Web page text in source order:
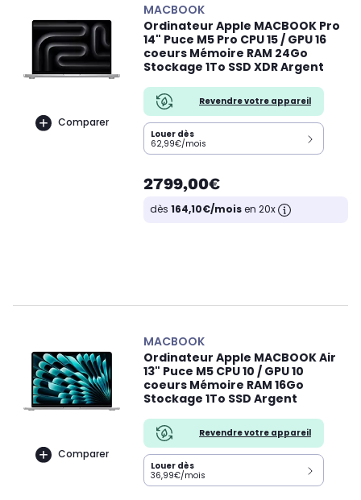
Comparer
MACBOOK
Ordinateur Apple MACBOOK Pro
14" Puce M5 Pro CPU 15 / GPU 16
coeurs Mémoire RAM 24Go
Stockage 1To SSD XDR Argent
Revendre votre appareil
Louer dès
62,99€/mois
2799,00€
dès 164,10€/moisen 20x
Comparer
MACBOOK
Ordinateur Apple MACBOOK Air
13" Puce M5 CPU 10 / GPU 10
coeurs Mémoire RAM 16Go
Stockage 1To SSD Argent
Revendre votre appareil
Louer dès
36,99€/mois